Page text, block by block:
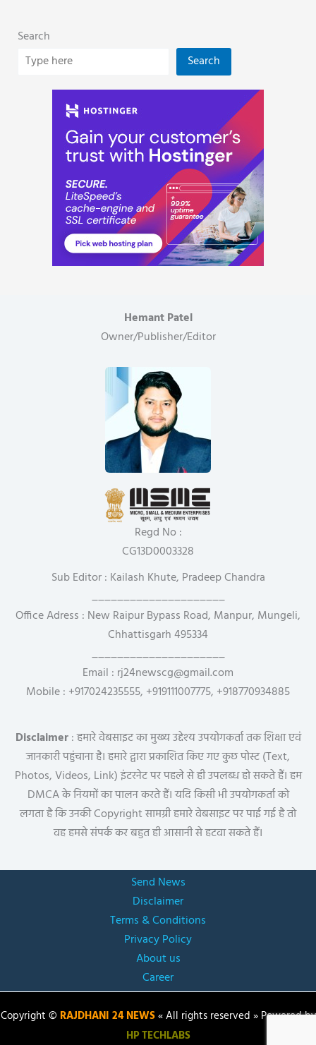
Search
Search
Hemant Patel
Owner/Publisher/Editor
Regd No :
CG13D0003328
Sub Editor : Kailash Khute, Pradeep Chandra
_____________________
Office Adress : New Raipur Bypass Road, Manpur, Mungeli,
Chhattisgarh 495334
_____________________
Email : rj24newscg@gmail.com
Mobile : +917024235555, +919111007775, +918770934885
Disclaimer: हमारे वेबसाइट का मुख्य उद्देश्य उपयोगकर्ता तक शिक्षा एवं
जानकारी पहुंचाना है। हमारे द्वारा प्रकाशित किए गए कुछ पोस्ट (Text,
Photos, Videos, Link) इंटरनेट पर पहले से ही उपलब्ध हो सकते हैं। हम
DMCA के नियमों का पालन करते हैं। यदि किसी भी उपयोगकर्ता को
लगता है कि उनकी Copyright सामग्री हमारे वेबसाइट पर पाई गई है तो
वह हमसे संपर्क कर बहुत ही आसानी से हटवा सकते हैं।
Send News
Disclaimer
Terms & Conditions
Privacy Policy
About us
Career
Copyright © RAJDHANI 24 NEWS« All rights reserved » Powered by
HP TECHLABS